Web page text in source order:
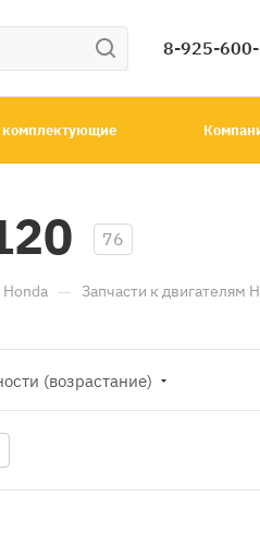
8-925-
комплектующие
76
Honda — Запчасти к двигателям
(возрастание)